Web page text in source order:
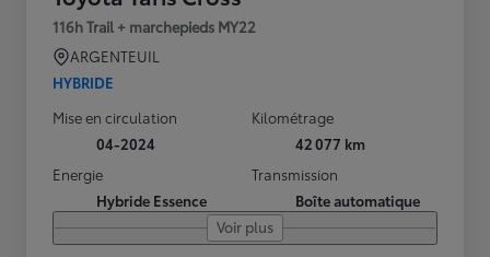
116h Trail + marchepieds MY22
ARGENTEUIL
HYBRIDE
Mise en circulation
04-2024
Kilométrage
42 077 km
Energie
Hybride Essence
Transmission
Boîte automatique
Voir plus